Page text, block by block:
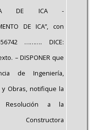
DE ICA -
DE ICA”, con
………. DICE:
– DISPONER que
de Ingeniería,
y Obras, notifique la
Resolución a la
Constructora